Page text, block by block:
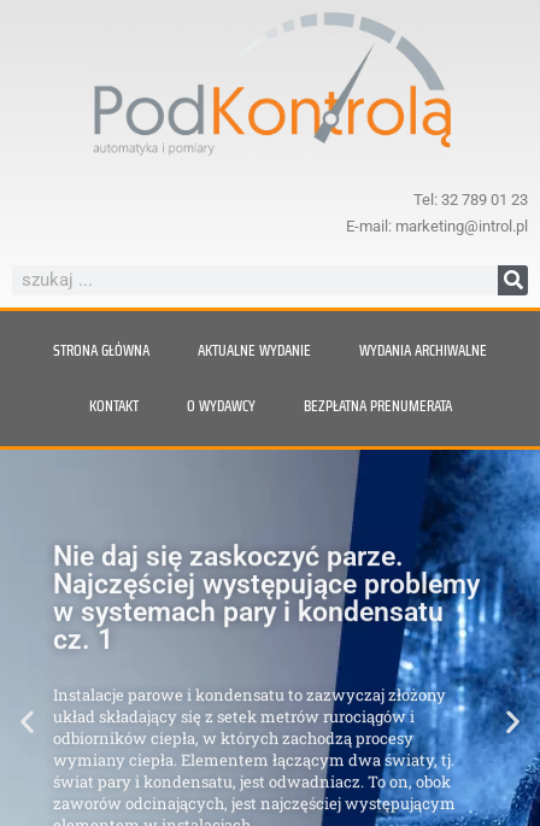
Tel: 32 789 01 23
E-mail: marketing@introl.pl
STRONA GŁÓWNA AKTUALNE WYDANIE WYDANIA ARCHIWALNE
KONTAKT O WYDAWCY BEZPŁATNA PRENUMERATA
Nie daj się zaskoczyć parze.
Najczęściej występujące problemy
w systemach pary i kondensatu
cz. 1
Instalacje parowe i kondensatu to zazwyczaj złożony
układ składający się z setek metrów rurociągów i
odbiorników ciepła, w których zachodzą procesy
wymiany ciepła. Elementem łączącym dwa światy, tj.
świat pary i kondensatu, jest odwadniacz. To on, obok
zaworów odcinających, jest najczęściej występującym
elementem w instalacjach.